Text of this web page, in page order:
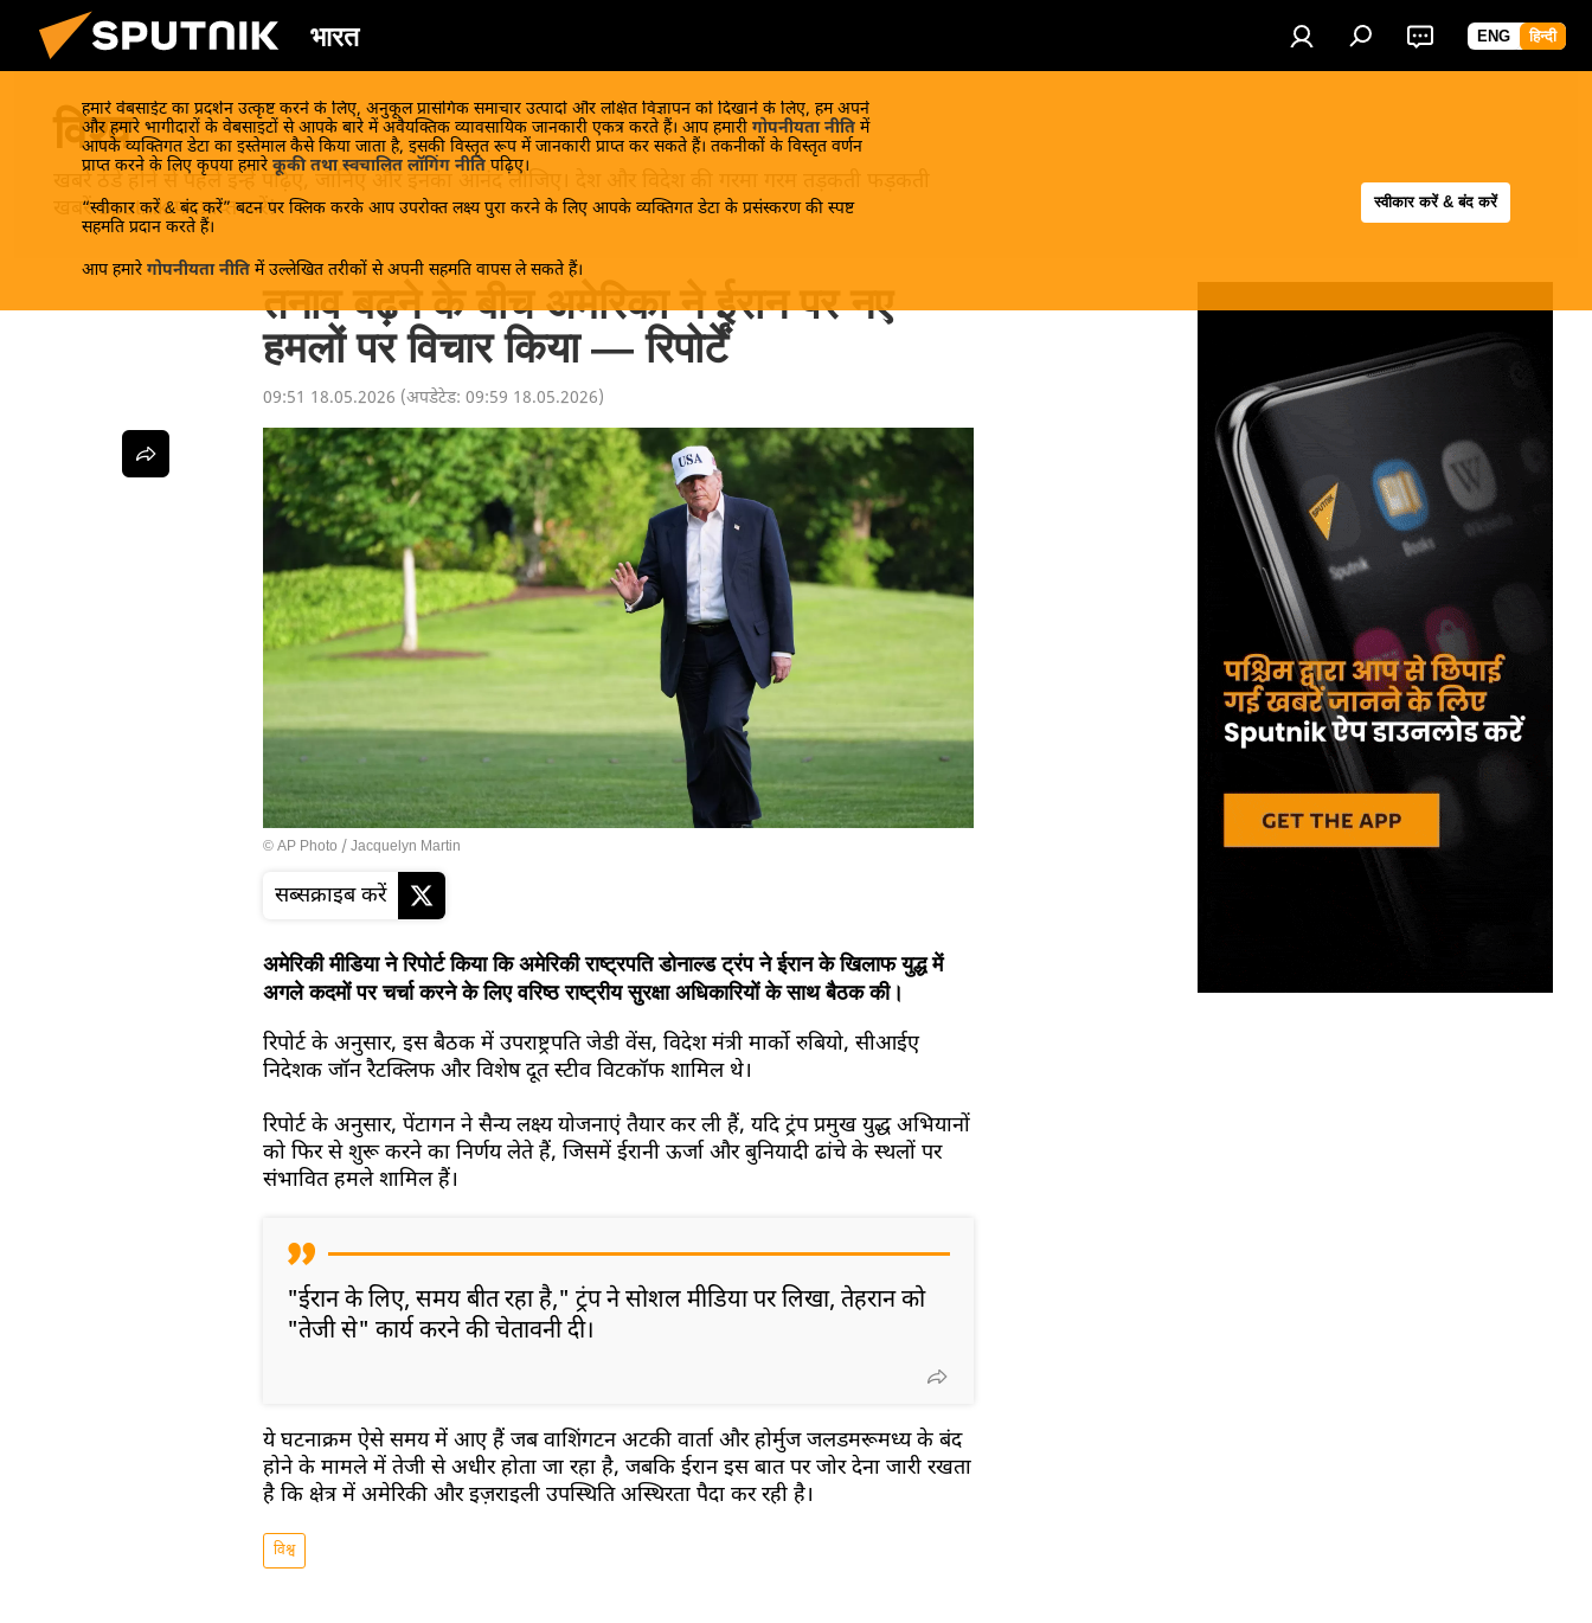
भारत ENG हिन्दी
हमारे वेबसाईट का प्रदर्शन उत्कृष्ट करने के लिए, अनुकूल प्रासंगिक समाचार उत्पादों और लक्षित विज्ञापन को दिखाने के लिए, हम अपने
और हमारे भागीदारों के वेबसाइटों से आपके बारे में अवैयक्तिक व्यावसायिक जानकारी एकत्र करते हैं। आप हमारी गोपनीयता नीति में
आपके व्यक्तिगत डेटा का इस्तेमाल कैसे किया जाता है, इसकी विस्तृत रूप में जानकारी प्राप्त कर सकते हैं। तकनीकों के विस्तृत वर्णन
प्राप्त करने के लिए कृपया हमारे कूकी तथा स्वचालित लॉगिंग नीति पढ़िए।
“स्वीकार करें & बंद करें” बटन पर क्लिक करके आप उपरोक्त लक्ष्य पुरा करने के लिए आपके व्यक्तिगत डेटा के प्रसंस्करण की स्पष्ट
सहमति प्रदान करते हैं।
आप हमारे गोपनीयता नीति में उल्लेखित तरीकों से अपनी सहमति वापस ले सकते हैं।
स्वीकार करें & बंद करें
विश्व
खबरें ठंडे होने से पहले इन्हें पढ़िए, जानिए और इनका आनंद लीजिए। देश और विदेश की गरमा गरम तड़कती फड़कती
खबरें Sputnik पर प्राप्त करें!
तनाव बढ़ने के बीच अमेरिका ने ईरान पर नए
हमलों पर विचार किया — रिपोर्टें
09:51 18.05.2026 (अपडेटेड: 09:59 18.05.2026)
© AP Photo / Jacquelyn Martin
सब्सक्राइब करें
अमेरिकी मीडिया ने रिपोर्ट किया कि अमेरिकी राष्ट्रपति डोनाल्ड ट्रंप ने ईरान के खिलाफ युद्ध में
अगले कदमों पर चर्चा करने के लिए वरिष्ठ राष्ट्रीय सुरक्षा अधिकारियों के साथ बैठक की।
रिपोर्ट के अनुसार, इस बैठक में उपराष्ट्रपति जेडी वेंस, विदेश मंत्री मार्को रुबियो, सीआईए
निदेशक जॉन रैटक्लिफ और विशेष दूत स्टीव विटकॉफ शामिल थे।
रिपोर्ट के अनुसार, पेंटागन ने सैन्य लक्ष्य योजनाएं तैयार कर ली हैं, यदि ट्रंप प्रमुख युद्ध अभियानों
को फिर से शुरू करने का निर्णय लेते हैं, जिसमें ईरानी ऊर्जा और बुनियादी ढांचे के स्थलों पर
संभावित हमले शामिल हैं।
"ईरान के लिए, समय बीत रहा है," ट्रंप ने सोशल मीडिया पर लिखा, तेहरान को
"तेजी से" कार्य करने की चेतावनी दी।
ये घटनाक्रम ऐसे समय में आए हैं जब वाशिंगटन अटकी वार्ता और होर्मुज जलडमरूमध्य के बंद
होने के मामले में तेजी से अधीर होता जा रहा है, जबकि ईरान इस बात पर जोर देना जारी रखता
है कि क्षेत्र में अमेरिकी और इज़राइली उपस्थिति अस्थिरता पैदा कर रही है।
विश्व